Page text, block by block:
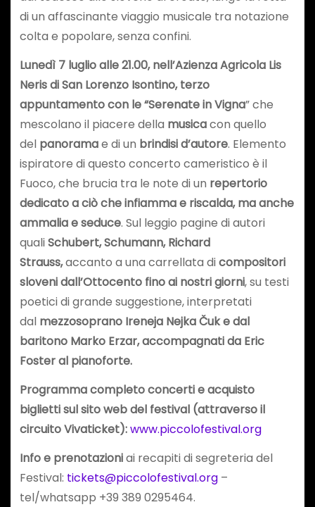
di un affascinante viaggio musicale tra notazione
colta e popolare, senza confini.
Lunedì 7 luglio alle 21.00, nell’Azienza Agricola Lis
Neris di San Lorenzo Isontino, terzo
appuntamento con le “Serenate in Vigna” che
mescolano il piacere della musicacon quello
del panoramae di un brindisi d’autore. Elemento
ispiratore di questo concerto cameristico è il
Fuoco, che brucia tra le note di un repertorio
dedicato a ciò che infiamma e riscalda, ma anche
ammalia e seduce. Sul leggio pagine di autori
qualiSchubert, Schumann, Richard
Strauss,accanto a una carrellata dicompositori
sloveni dall’Ottocento fino ai nostri giorni, su testi
poetici di grande suggestione, interpretati
dal mezzosoprano Ireneja Nejka Čuk e dal
baritono Marko Erzar, accompagnati da Eric
Foster al pianoforte.
Programma completo concerti e acquisto
biglietti sul sito web del festival (attraverso il
circuito Vivaticket):www.piccolofestival.org
Info e prenotazioniai recapiti di segreteria del
Festival: tickets@piccolofestival.org–
tel/whatsapp +39 389 0295464.